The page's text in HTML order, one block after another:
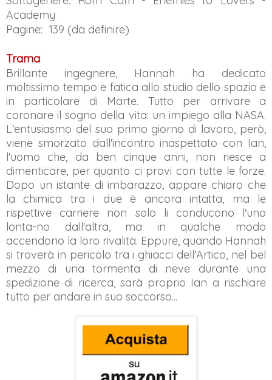
Academy
Pagine: 139 (da definire)
Trama
Brillante ingegnere, Hannah ha dedicato
moltissimo tempo e fatica allo studio dello spazio e
in particolare di Marte. Tutto per arrivare a
coronare il sogno della vita: un impiego alla NASA.
L'entusiasmo del suo primo giorno di lavoro, però,
viene smorzato dall'incontro inaspettato con Ian,
l'uomo che, da ben cinque anni, non riesce a
dimenticare, per quanto ci provi con tutte le forze.
Dopo un istante di imbarazzo, appare chiaro che
la chimica tra i due è ancora intatta, ma le
rispettive carriere non solo li conducono l'uno
lonta-no dall'altra, ma in qualche modo
accendono la loro rivalità. Eppure, quando Hannah
si troverà in pericolo tra i ghiacci dell'Artico, nel bel
mezzo di una tormenta di neve durante una
spedizione di ricerca, sarà proprio Ian a rischiare
tutto per andare in suo soccorso...